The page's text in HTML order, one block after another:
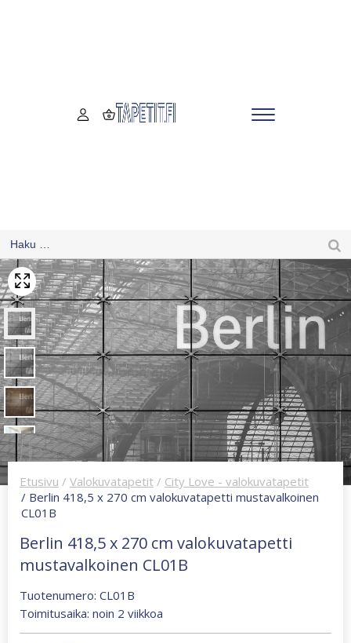
Etusivu / Valokuvatapetit / City Love - valokuvatapetit
/ Berlin 418,5 x 270 cm valokuvatapetti mustavalkoinen
CL01B
Berlin 418,5 x 270 cm valokuvatapetti
mustavalkoinen CL01B
Tuotenumero: CL01B
Toimitusaika: noin 2 viikkoa